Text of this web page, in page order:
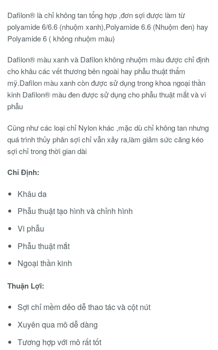
Dafilon® là chỉ không tan tổng hợp ,đơn sợi được làm từ
polyamide 6/6.6 (nhuộm xanh),Polyamide 6.6 (Nhuộm đen) hay
Polyamide 6 ( không nhuộm màu)
Dafilon® màu xanh và Dafilon không nhuộm màu được chỉ định
cho khâu các vết thương bên ngoài hay phẫu thuật thẩm
mỹ.Dafilon màu xanh còn được sử dụng trong khoa ngoại thần
kinh Dafilon® màu đen được sử dụng cho phẫu thuật mắt và vi
phẫu
Cũng như các loại chỉ Nylon khác ,mặc dù chỉ không tan nhưng
quá trình thủy phân sợi chỉ vẫn xảy ra,làm giảm sức căng kéo
sợi chỉ trong thời gian dài
Chỉ Định:
Khâu da
Phẫu thuật tạo hình và chỉnh hình
Vi phẫu
Phẫu thuật mắt
Ngoại thần kinh
Thuận Lợi:
Sợi chỉ mềm dẻo dễ thao tác và cột nút
Xuyên qua mô dễ dàng
Tương hợp với mô rất tốt